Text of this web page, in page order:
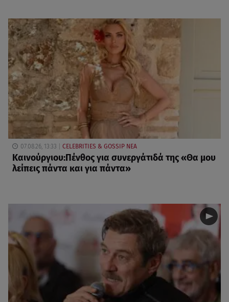
07.08.26, 13:33 CELEBRITIES & GOSSIP ΝΕΑ
Καινούργιου:Πένθος για συνεργάτιδά της «Θα μου
λείπεις πάντα και για πάντα»